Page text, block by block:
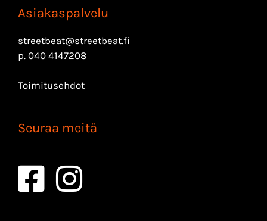
Asiakaspalvelu
streetbeat@streetbeat.fi
p. 040 4147208
Toimitusehdot
Seuraa meitä